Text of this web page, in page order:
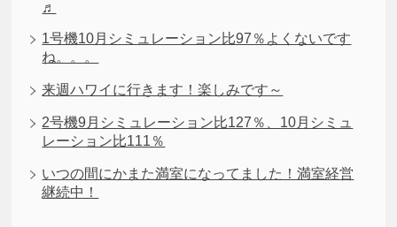
♬
1号機10月シミュレーション比97％よくないです
ね。。。
来週ハワイに行きます！楽しみです～
2号機9月シミュレーション比127％、10月シミュ
レーション比111％
いつの間にかまた満室になってました！満室経営
継続中！